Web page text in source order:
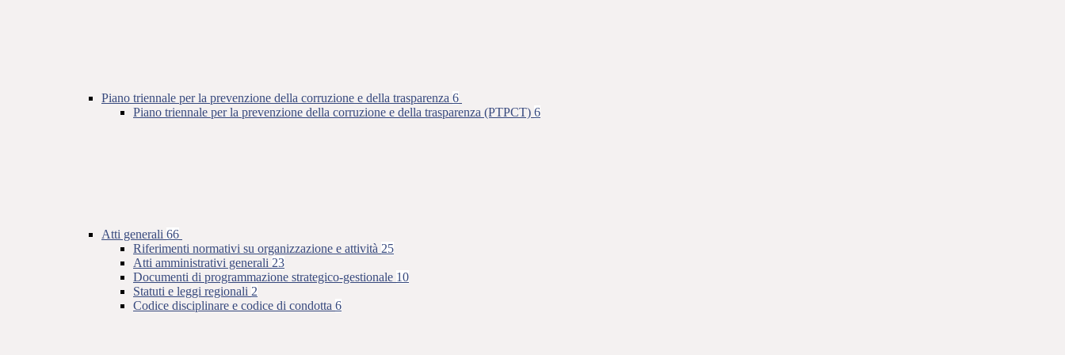
Piano triennale per la prevenzione della corruzione e della trasparenza 6
Piano triennale per la prevenzione della corruzione e della trasparenza (PTPCT) 6
Atti generali 66
Riferimenti normativi su organizzazione e attività 25
Atti amministrativi generali 23
Documenti di programmazione strategico-gestionale 10
Statuti e leggi regionali 2
Codice disciplinare e codice di condotta 6